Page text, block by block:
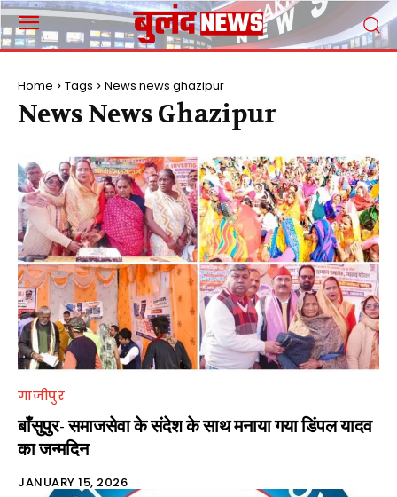
Home Tags News news ghazipur
News News Ghazipur
गाजीपुर
बाँसुपुर- समाजसेवा के संदेश के साथ मनाया गया डिंपल यादव
का जन्मदिन
JANUARY 15, 2026